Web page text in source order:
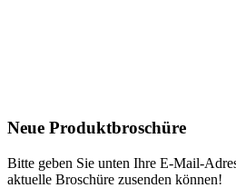
Neue Produktbroschüre
Bitte geben Sie unten Ihre E-Mail-
aktuelle Broschüre zusenden können!